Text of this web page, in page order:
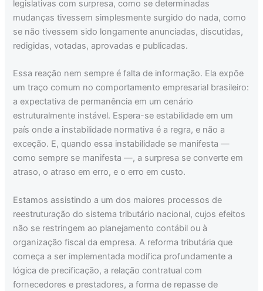
legislativas com surpresa, como se determinadas
mudanças tivessem simplesmente surgido do nada, como
se não tivessem sido longamente anunciadas, discutidas,
redigidas, votadas, aprovadas e publicadas.
Essa reação nem sempre é falta de informação. Ela expõe
um traço comum no comportamento empresarial brasileiro:
a expectativa de permanência em um cenário
estruturalmente instável. Espera-se estabilidade em um
país onde a instabilidade normativa é a regra, e não a
exceção. E, quando essa instabilidade se manifesta —
como sempre se manifesta —, a surpresa se converte em
atraso, o atraso em erro, e o erro em custo.
Estamos assistindo a um dos maiores processos de
reestruturação do sistema tributário nacional, cujos efeitos
não se restringem ao planejamento contábil ou à
organização fiscal da empresa. A reforma tributária que
começa a ser implementada modifica profundamente a
lógica de precificação, a relação contratual com
fornecedores e prestadores, a forma de repasse de